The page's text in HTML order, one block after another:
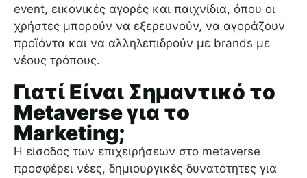
event, εικονικές αγορές και παιχνίδια, όπου οι
χρήστες μπορούν να εξερευνούν, να αγοράζουν
προϊόντα και να αλληλεπιδρούν με brands με
νέους τρόπους.
Γιατί Είναι Σημαντικό το
Metaverse για το
Marketing;
Η είσοδος των επιχειρήσεων στο metaverse
προσφέρει νέες, δημιουργικές δυνατότητες για